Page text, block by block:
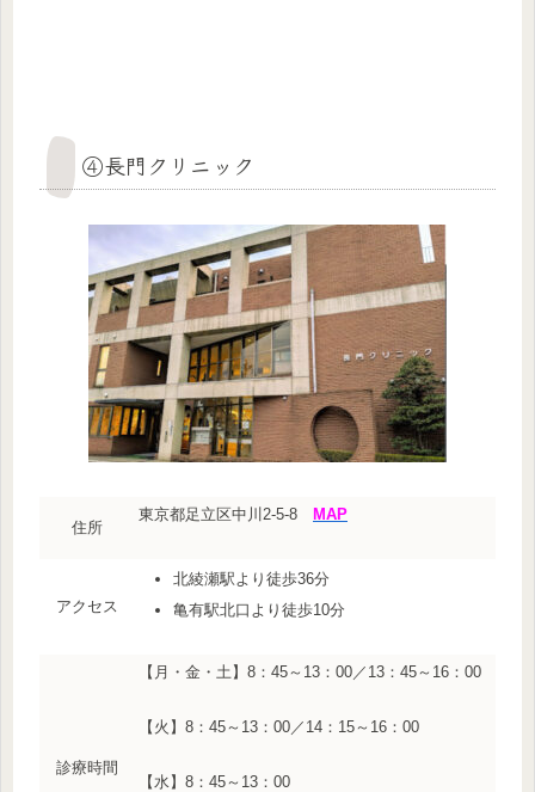
④長門クリニック
住所
東京都足立区中川2-5-8 MAP
アクセス
北綾瀬駅より徒歩36分
亀有駅北口より徒歩10分
診療時間
【月・金・土】8：45～13：00／13：45～16：00
【火】8：45～13：00／14：15～16：00
【水】8：45～13：00